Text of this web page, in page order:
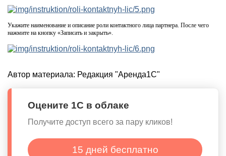
Укажите наименование и описание роли контактного лица партнера. После чего
нажмите на кнопку «Записать и закрыть».
Автор материала: Редакция "Аренда1С"
Оцените 1С в облаке
Получите доступ всего за пару кликов!
15 дней бесплатно